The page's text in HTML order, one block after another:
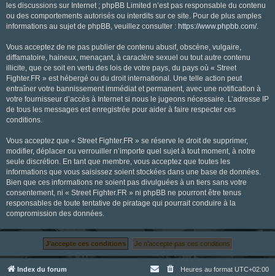
les discussions sur Internet ; phpBB Limited n’est pas responsable du contenu
ou des comportements autorisés ou interdits sur ce site. Pour de plus amples
informations au sujet de phpBB, veuillez consulter : https://www.phpbb.com/.
Vous acceptez de ne pas publier de contenu abusif, obscène, vulgaire,
diffamatoire, haineux, menaçant, à caractère sexuel ou tout autre contenu
illicite, que ce soit en vertu des lois de votre pays, du pays où « Street
Fighter.FR » est hébergé ou du droit international. Une telle action peut
entraîner votre bannissement immédiat et permanent, avec une notification à
votre fournisseur d’accès à Internet si nous le jugeons nécessaire. L’adresse IP
de tous les messages est enregistrée pour aider à faire respecter ces
conditions.
Vous acceptez que « Street Fighter.FR » se réserve le droit de supprimer,
modifier, déplacer ou verrouiller n’importe quel sujet à tout moment, à notre
seule discrétion. En tant que membre, vous acceptez que toutes les
informations que vous saisissez soient stockées dans une base de données.
Bien que ces informations ne soient pas divulguées à un tiers sans votre
consentement, ni « Street Fighter.FR » ni phpBB ne pourront être tenus
responsables de toute tentative de piratage qui pourrait conduire à la
compromission des données.
Index du forum Heures au format UTC+02:00